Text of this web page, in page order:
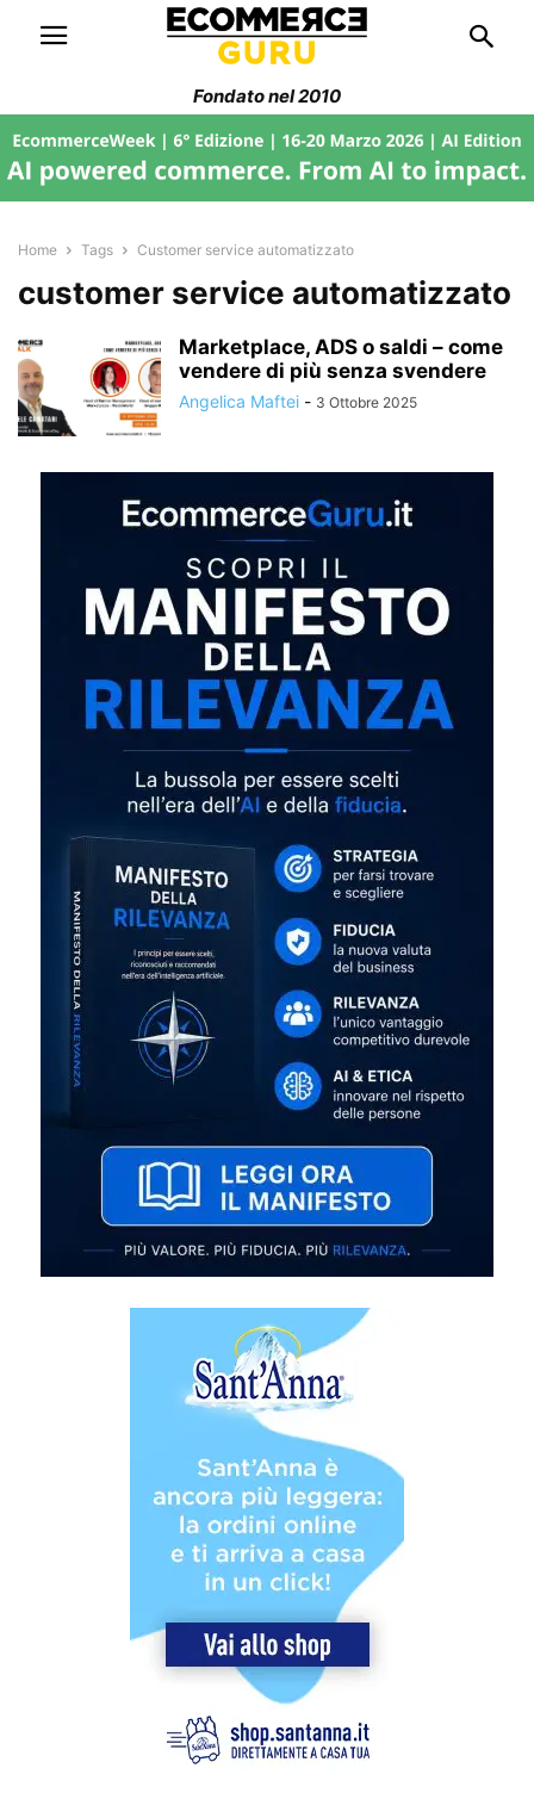
Fondato nel 2010
Home Tags Customer service automatizzato
customer service automatizzato
Marketplace, ADS o saldi – come
vendere di più senza svendere
Angelica Maftei - 3 Ottobre 2025